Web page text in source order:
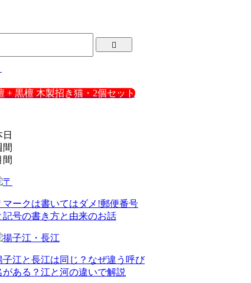
+ 黒檀 木製招き猫・2個セット
日
間
間
マークは書いてはダメ!郵便番号
記号の書き方と由来のお話
子江と長江は同じ？なぜ違う呼び
がある？江と河の違いで解説